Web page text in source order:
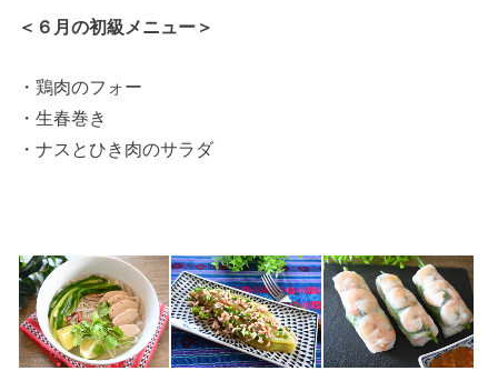
＜６月の初級メニュー＞
・鶏肉のフォー
・生春巻き
・ナスとひき肉のサラダ